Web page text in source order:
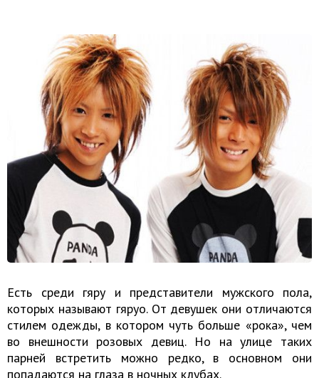
Есть среди гяру и представители мужского пола,
которых называют гяруо. От девушек они отличаются
стилем одежды, в котором чуть больше «рока», чем
во внешности розовых девиц. Но на улице таких
парней встретить можно редко, в основном они
попадаются на глаза в ночных клубах.